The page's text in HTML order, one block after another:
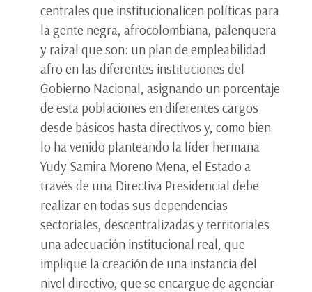
centrales que institucionalicen políticas para
la gente negra, afrocolombiana, palenquera
y raizal que son: un plan de empleabilidad
afro en las diferentes instituciones del
Gobierno Nacional, asignando un porcentaje
de esta poblaciones en diferentes cargos
desde básicos hasta directivos y, como bien
lo ha venido planteando la líder hermana
Yudy Samira Moreno Mena, el Estado a
través de una Directiva Presidencial debe
realizar en todas sus dependencias
sectoriales, descentralizadas y territoriales
una adecuación institucional real, que
implique la creación de una instancia del
nivel directivo, que se encargue de agenciar